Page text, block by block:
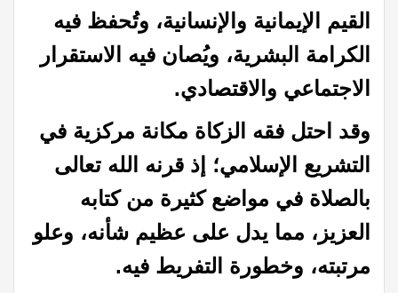
القيم الإيمانية والإنسانية، وتُحفظ فيه
الكرامة البشرية، ويُصان فيه الاستقرار
الاجتماعي والاقتصادي.
وقد احتل فقه الزكاة مكانة مركزية في
التشريع الإسلامي؛ إذ قرنه الله تعالى
بالصلاة في مواضع كثيرة من كتابه
العزيز، مما يدل على عظيم شأنه، وعلو
مرتبته، وخطورة التفريط فيه.